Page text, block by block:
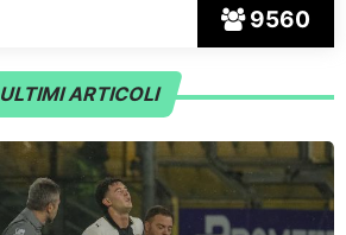
9560
ULTIMI ARTICOLI